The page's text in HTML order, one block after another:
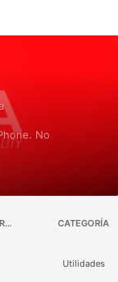
No
CATEGORÍA
Utilidades